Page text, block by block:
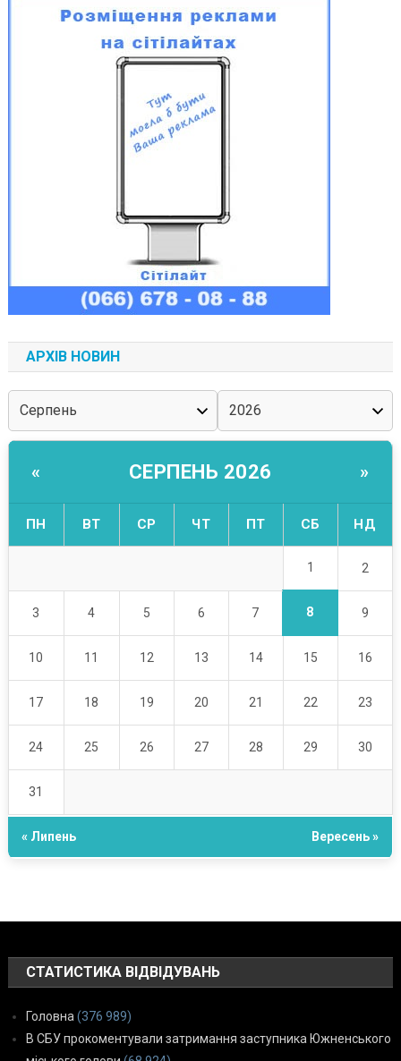
АРХІВ НОВИН
« СЕРПЕНЬ 2026 »
ПН ВТ СР ЧТ ПТ СБ НД
1 2
3 4 5 6 7 8 9
10 11 12 13 14 15 16
17 18 19 20 21 22 23
24 25 26 27 28 29 30
31
« Липень Вересень »
СТАТИСТИКА ВІДВІДУВАНЬ
Головна (376 989)
В СБУ прокоментували затримання заступника Южненського